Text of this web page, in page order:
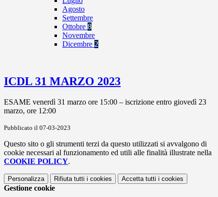
Agosto
Settembre
Ottobre 8
Novembre
Dicembre 2
ICDL 31 MARZO 2023
ESAME venerdì 31 marzo ore 15:00 – iscrizione entro giovedì 23
marzo, ore 12:00
Pubblicato il 07-03-2023
Questo sito o gli strumenti terzi da questo utilizzati si avvalgono di
cookie necessari al funzionamento ed utili alle finalità illustrate nella
COOKIE POLICY.
Personalizza Rifiuta tutti i cookies Accetta tutti i cookies
Gestione cookie